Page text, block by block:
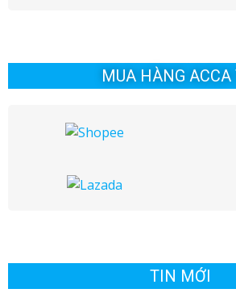
MUA HÀNG ACCA
TIN MỚI